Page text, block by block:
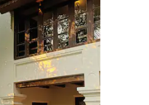
共 24 条评价